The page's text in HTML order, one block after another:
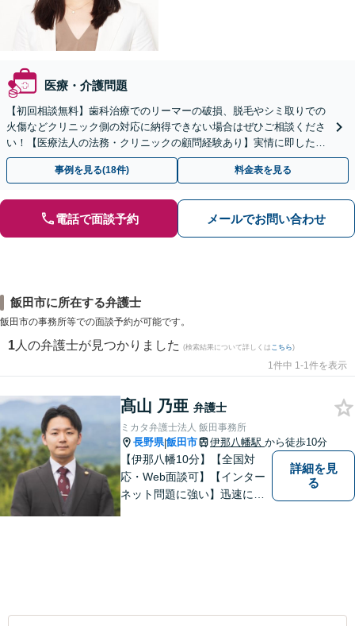
医療・介護問題
【初回相談無料】歯科治療でのリーマーの破損、脱毛やシミ取りでの
火傷などクリニック側の対応に納得できない場合はぜひご相談くださ
い！【医療法人の法務・クリニックの顧問経験あり】実情に即したア
ドバイスで、納得のできるトラブルの解決を目指します。
事例を見る(18件) 料金表を見る
電話で面談予約 メールでお問い合わせ
飯田市に所在する弁護士
飯田市の事務所等での面談予約が可能です。
1 人の弁護士が見つかりました (検索結果について詳しくは こちら)
1件中 1-1件を表示
髙山 乃亜 弁護士
ミカタ弁護士法人 飯田事務所
長野県|飯田市 伊那八幡駅 から徒歩10分
【伊那八幡10分】【全国対
応・Web面談可】【インター
ネット問題に強い】迅速に対
詳細を見
る